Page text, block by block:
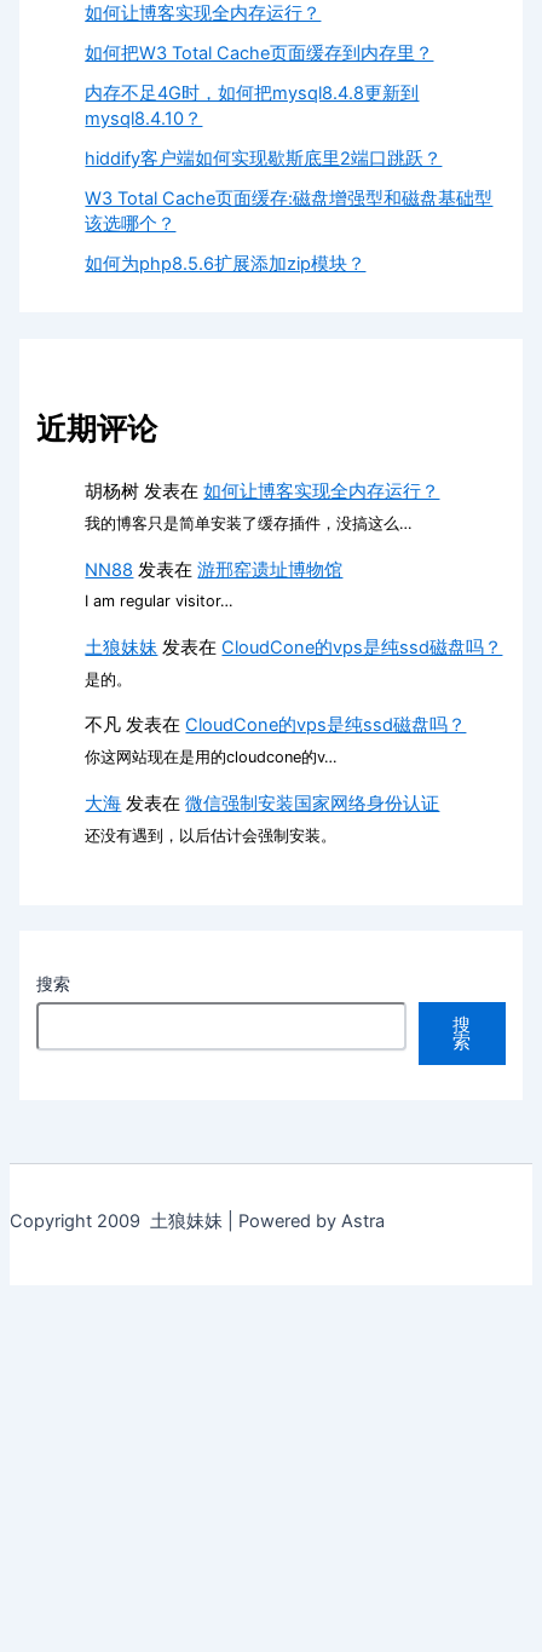
如何让博客实现全内存运行？
如何把W3 Total Cache页面缓存到内存里？
内存不足4G时，如何把mysql8.4.8更新到
mysql8.4.10？
hiddify客户端如何实现歇斯底里2端口跳跃？
W3 Total Cache页面缓存:磁盘增强型和磁盘基础型
该选哪个？
如何为php8.5.6扩展添加zip模块？
近期评论
胡杨树 发表在如何让博客实现全内存运行？
我的博客只是简单安装了缓存插件，没搞这么…
NN88 发表在游邢窑遗址博物馆
I am regular visitor…
土狼妹妹 发表在CloudCone的vps是纯ssd磁盘吗？
是的。
不凡 发表在CloudCone的vps是纯ssd磁盘吗？
你这网站现在是用的cloudcone的v…
大海 发表在微信强制安装国家网络身份认证
还没有遇到，以后估计会强制安装。
搜索
搜
索
Copyright 2009 土狼妹妹 | Powered by Astra